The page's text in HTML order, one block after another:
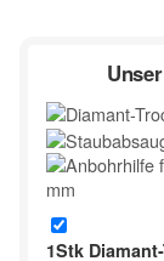
Beton armiert /
Waschbeton*,
Kalksandstein
Leichtbeton,
Mauerwerk
zur Beschreibung
1Stk